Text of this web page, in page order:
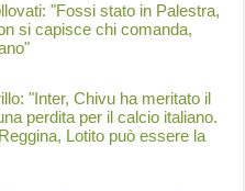
"Fossi stato in Palestra,
si capisce chi comanda,
"Inter, Chivu ha meritato il
perdita per il calcio italiano.
Lotito può essere la